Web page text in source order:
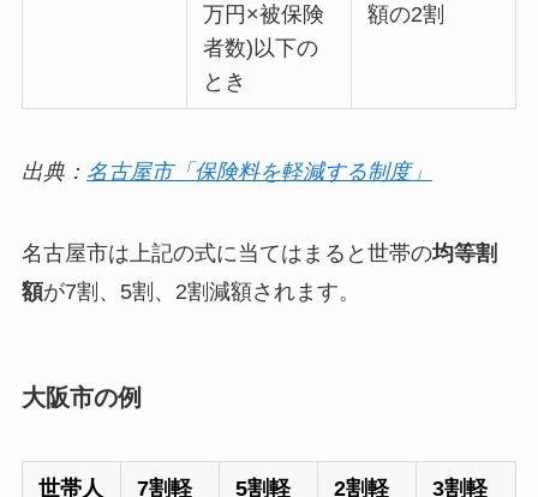
万円×被保険
者数)以下の
とき
額の2割
出典： 名古屋市「保険料を軽減する制度」
名古屋市は上記の式に当てはまると世帯の均等割
額が7割、5割、2割減額されます。
大阪市の例
世帯人 7割軽 5割軽 2割軽 3割軽